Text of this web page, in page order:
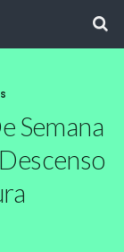
Semana